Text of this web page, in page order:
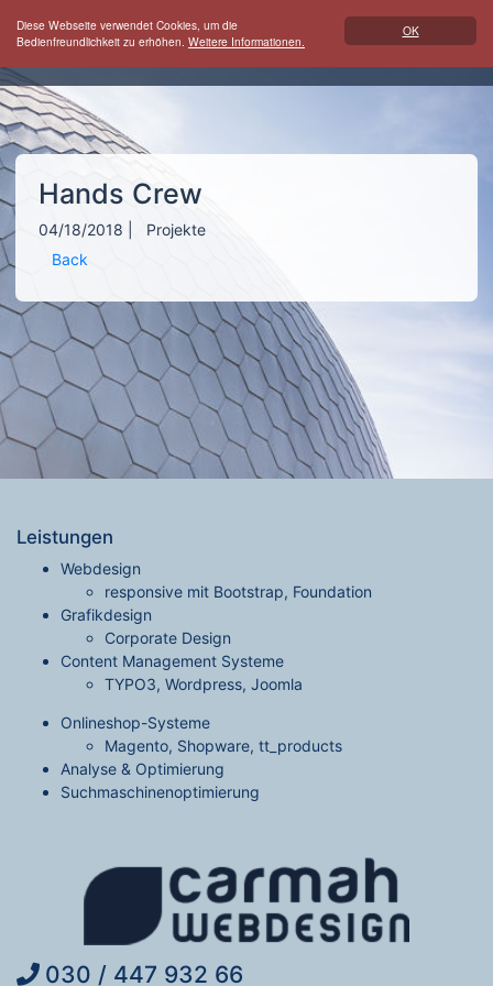
OK
Diese Webseite verwendet Cookies, um die
Bedienfreundlichkeit zu erhöhen. Weitere Informationen.
Hands Crew
04/18/2018
Projekte
Back
Leistungen
Webdesign
responsive mit Bootstrap, Foundation
Grafikdesign
Corporate Design
Content Management Systeme
TYPO3, Wordpress, Joomla
Onlineshop-Systeme
Magento, Shopware, tt_products
Analyse & Optimierung
Suchmaschinenoptimierung
030 / 447 932 66